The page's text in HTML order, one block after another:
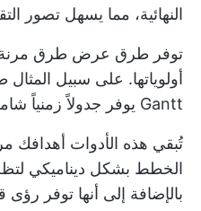
النهائية، مما يسهل تصور
توفر طرق عرض طرق مرنة
أولوياتها. على سبيل المثال
Gantt يوفر جدولاً زمنياً
تُبقي هذه الأدوات أهدافك
الخطط بشكل ديناميكي
بالإضافة إلى أنها توفر رؤى